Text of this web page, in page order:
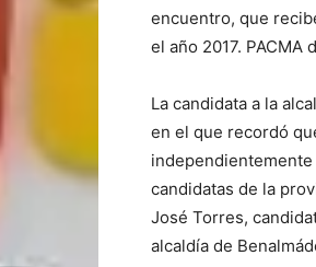
encuentro, que
el año 2017.
La candidata a la
en el que recordó
candidatas de la
José Torres,
alcaldía de